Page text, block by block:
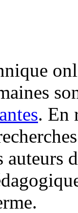
. En
auteurs